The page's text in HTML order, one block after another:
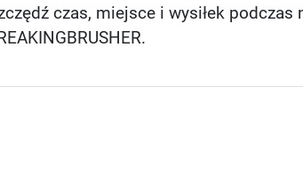
czas, miejsce i wysiłek